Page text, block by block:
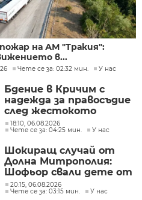
на АМ "Тракия":
в...
Чете се за: 02:32 мин. У нас
Бдение в Кричим с
надежда за правосъдие
след жестокото
убийство на млад мъж
в Пловдив от
18:10, 06.08.2026
Чете се за: 04:25 мин.
У нас
Шокиращ случай от
Долна Митрополия:
Шофьор свали дете от
автобус и го остави на
пътя в жегата
20:15, 06.08.2026
Чете се за: 03:15 мин.
У нас